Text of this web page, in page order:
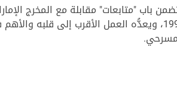
باب "متابعات" مقابلة مع المخرج
1999، ويعدُّه العمل الأقرب إلى قلبه